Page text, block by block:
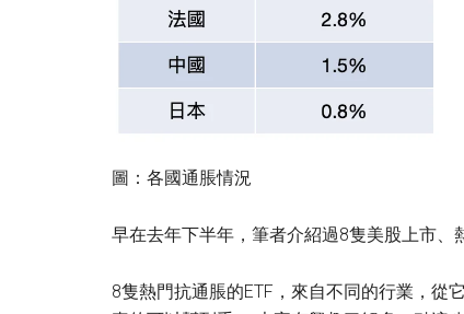
圖：各國通脹情況
早在去年下半年，筆者介紹過8隻美股上市、
8隻熱門抗通脹的ETF，來自不同的行業，從